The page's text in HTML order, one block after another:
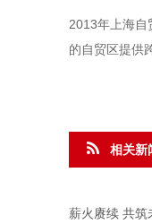
2013年上海自
的自贸区提供
相关新
薪火赓续 共筑